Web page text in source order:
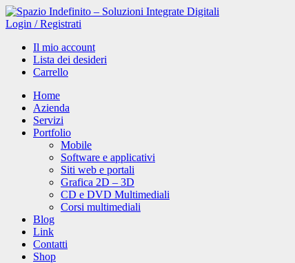
Login /Registrati
Il mio account
Lista dei desideri
Carrello
Home
Azienda
Servizi
Portfolio
Mobile
Software e applicativi
Siti web e portali
Grafica 2D – 3D
CD e DVD Multimediali
Corsi multimediali
Blog
Link
Contatti
Shop